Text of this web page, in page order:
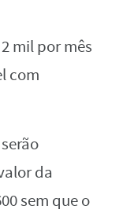
mil por mês
com
da
sem que o